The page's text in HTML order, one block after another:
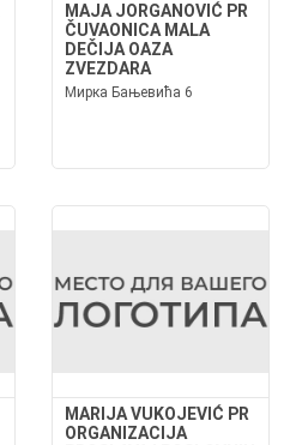
MAJA JORGANOVIĆ PR
ČUVAONICA MALA
DEČIJA OAZA
ZVEZDARA
Мирка Бањевића 6
MARIJA VUKOJEVIĆ PR
ORGANIZACIJA